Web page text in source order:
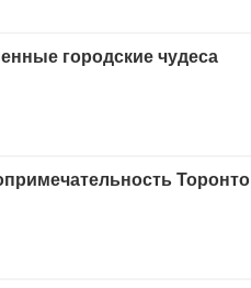
городские чудеса
Торонто